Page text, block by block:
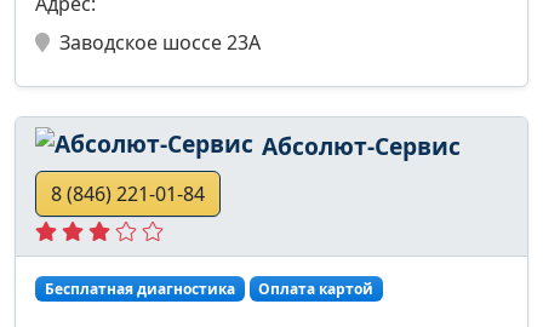
Заводское шоссе 23А
Абсолют-Сервис
8 (846) 221-01-84
Бесплатная диагностика Оплата картой